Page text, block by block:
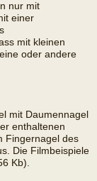
nur mit
einer
mit kleinen
oder andere
mit Daumennagel
enthaltenen
Fingernagel des
Die Filmbeispiele
Kb).